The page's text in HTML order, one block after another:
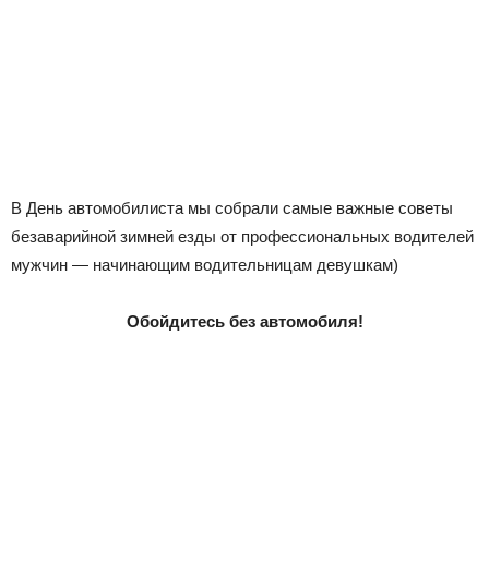
В День автомобилиста мы собрали самые важные советы
безаварийной зимней езды от профессиональных водителей
мужчин — начинающим водительницам девушкам)
Обойдитесь без автомобиля!